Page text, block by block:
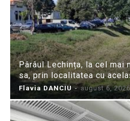
Pârâul Lechința, la cel mai
sa, prin localitatea cu
Flavia DANCIU - august 6, 2026